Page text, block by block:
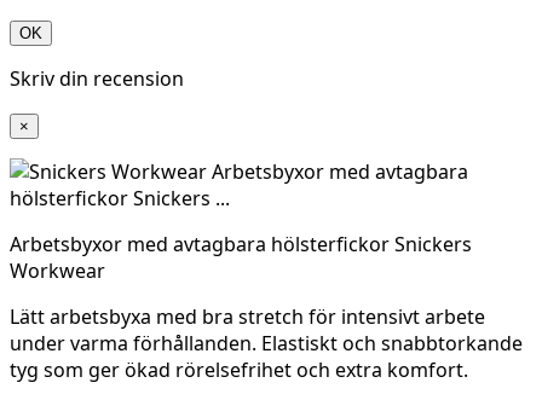
OK
Skriv din recension
×
Arbetsbyxor med avtagbara hölsterfickor Snickers
Workwear
Lätt arbetsbyxa med bra stretch för intensivt arbete
under varma förhållanden. Elastiskt och snabbtorkande
tyg som ger ökad rörelsefrihet och extra komfort.